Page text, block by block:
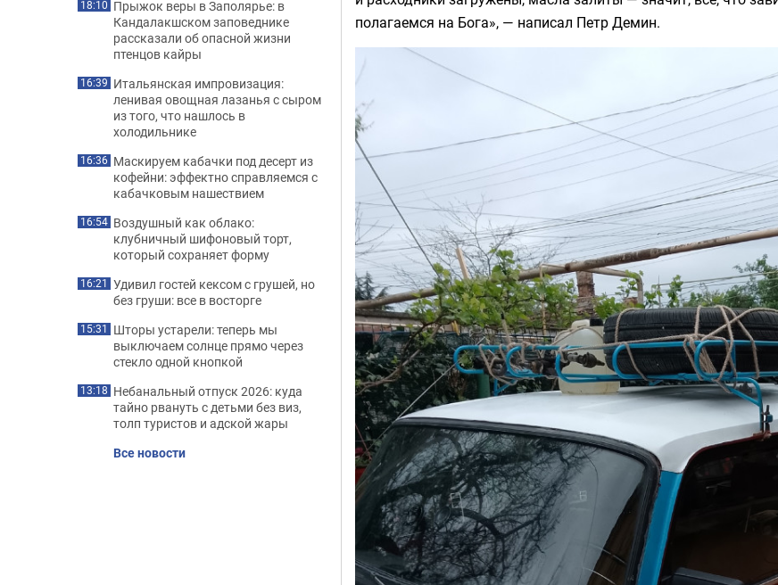
полагаемся на Бога», — написал Петр Демин.
18:10 Прыжок веры в Заполярье: в
Кандалакшском заповеднике
рассказали об опасной жизни
птенцов кайры
16:39 Итальянская импровизация:
ленивая овощная лазанья с сыром
из того, что нашлось в
холодильнике
16:36 Маскируем кабачки под десерт из
кофейни: эффектно справляемся с
кабачковым нашествием
16:54 Воздушный как облако:
клубничный шифоновый торт,
который сохраняет форму
16:21 Удивил гостей кексом с грушей, но
без груши: все в восторге
15:31 Шторы устарели: теперь мы
выключаем солнце прямо через
стекло одной кнопкой
13:18 Небанальный отпуск 2026: куда
тайно рвануть с детьми без виз,
толп туристов и адской жары
Все новости